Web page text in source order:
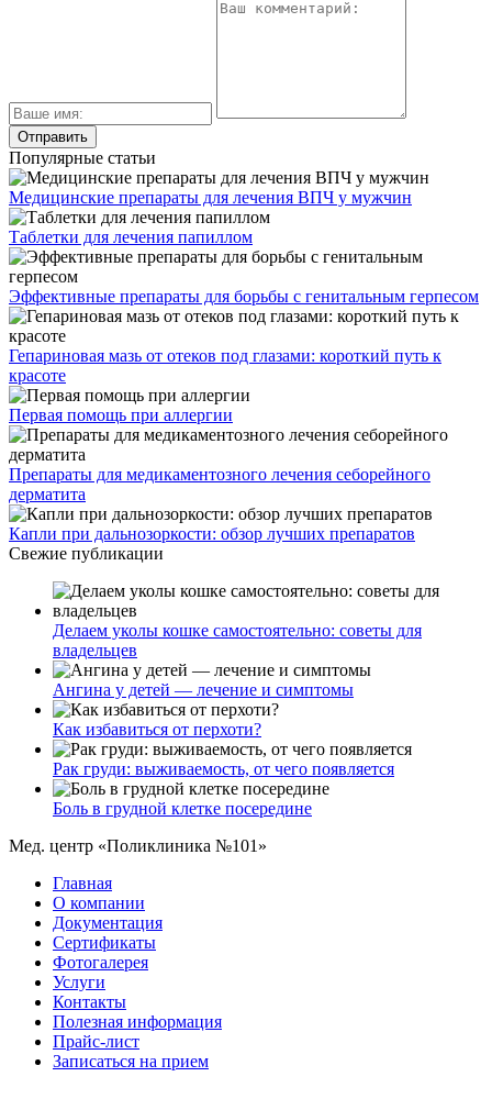
Популярные статьи
Медицинские препараты для лечения ВПЧ у мужчин
Таблетки для лечения папиллом
Эффективные препараты для борьбы с генитальным герпесом
Гепариновая мазь от отеков под глазами: короткий путь к
красоте
Первая помощь при аллергии
Препараты для медикаментозного лечения себорейного
дерматита
Капли при дальнозоркости: обзор лучших препаратов
Свежие публикации
Делаем уколы кошке самостоятельно: советы для
владельцев
Ангина у детей — лечение и симптомы
Как избавиться от перхоти?
Рак груди: выживаемость, от чего появляется
Боль в грудной клетке посередине
Мед. центр «Поликлиника №101»
Главная
О компании
Документация
Сертификаты
Фотогалерея
Услуги
Контакты
Полезная информация
Прайс-лист
Записаться на прием